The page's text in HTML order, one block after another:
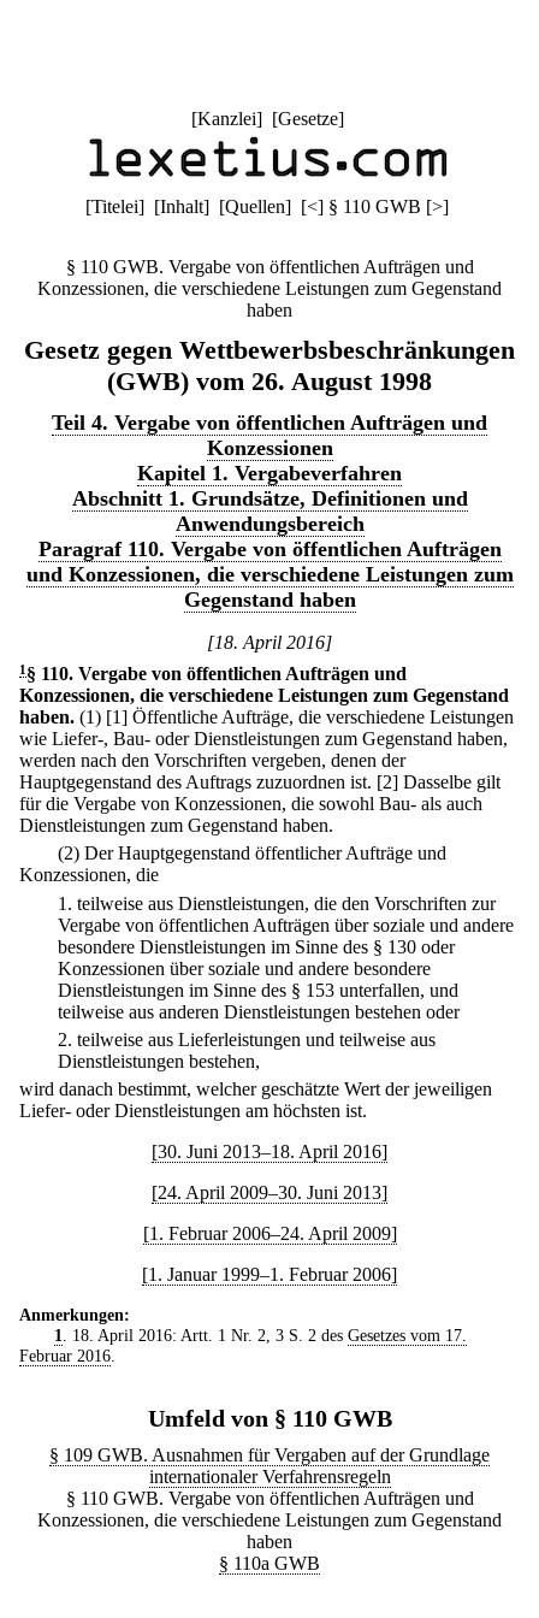
[Kanzlei] [Gesetze]
[Titelei] [Inhalt] [Quellen] [<] § 110 GWB [>]
§ 110 GWB. Vergabe von öffentlichen Aufträgen und
Konzessionen, die verschiedene Leistungen zum Gegenstand
haben
Gesetz gegen Wettbewerbsbeschränkungen
(GWB) vom 26. August 1998
Teil 4. Vergabe von öffentlichen Aufträgen und
Konzessionen
Kapitel 1. Vergabeverfahren
Abschnitt 1. Grundsätze, Definitionen und
Anwendungsbereich
Paragraf 110. Vergabe von öffentlichen Aufträgen
und Konzessionen, die verschiedene Leistungen zum
Gegenstand haben
[18. April 2016]
1 § 110. Vergabe von öffentlichen Aufträgen und
Konzessionen, die verschiedene Leistungen zum Gegenstand
haben. (1) [1] Öffentliche Aufträge, die verschiedene Leistungen
wie Liefer-, Bau- oder Dienstleistungen zum Gegenstand haben,
werden nach den Vorschriften vergeben, denen der
Hauptgegenstand des Auftrags zuzuordnen ist. [2] Dasselbe gilt
für die Vergabe von Konzessionen, die sowohl Bau- als auch
Dienstleistungen zum Gegenstand haben.
(2) Der Hauptgegenstand öffentlicher Aufträge und
Konzessionen, die
1. teilweise aus Dienstleistungen, die den Vorschriften zur
Vergabe von öffentlichen Aufträgen über soziale und andere
besondere Dienstleistungen im Sinne des § 130 oder
Konzessionen über soziale und andere besondere
Dienstleistungen im Sinne des § 153 unterfallen, und
teilweise aus anderen Dienstleistungen bestehen oder
2. teilweise aus Lieferleistungen und teilweise aus
Dienstleistungen bestehen,
wird danach bestimmt, welcher geschätzte Wert der jeweiligen
Liefer- oder Dienstleistungen am höchsten ist.
[30. Juni 2013–18. April 2016]
[24. April 2009–30. Juni 2013]
[1. Februar 2006–24. April 2009]
[1. Januar 1999–1. Februar 2006]
Anmerkungen:
1
. 18. April 2016: Artt. 1 Nr. 2, 3 S. 2 des Gesetzes vom 17.
Februar 2016
Umfeld von § 110 GWB
§ 109 GWB. Ausnahmen für Vergaben auf der Grundlage
internationaler Verfahrensregeln
§ 110 GWB. Vergabe von öffentlichen Aufträgen und
Konzessionen, die verschiedene Leistungen zum Gegenstand
haben
§ 110a GWB